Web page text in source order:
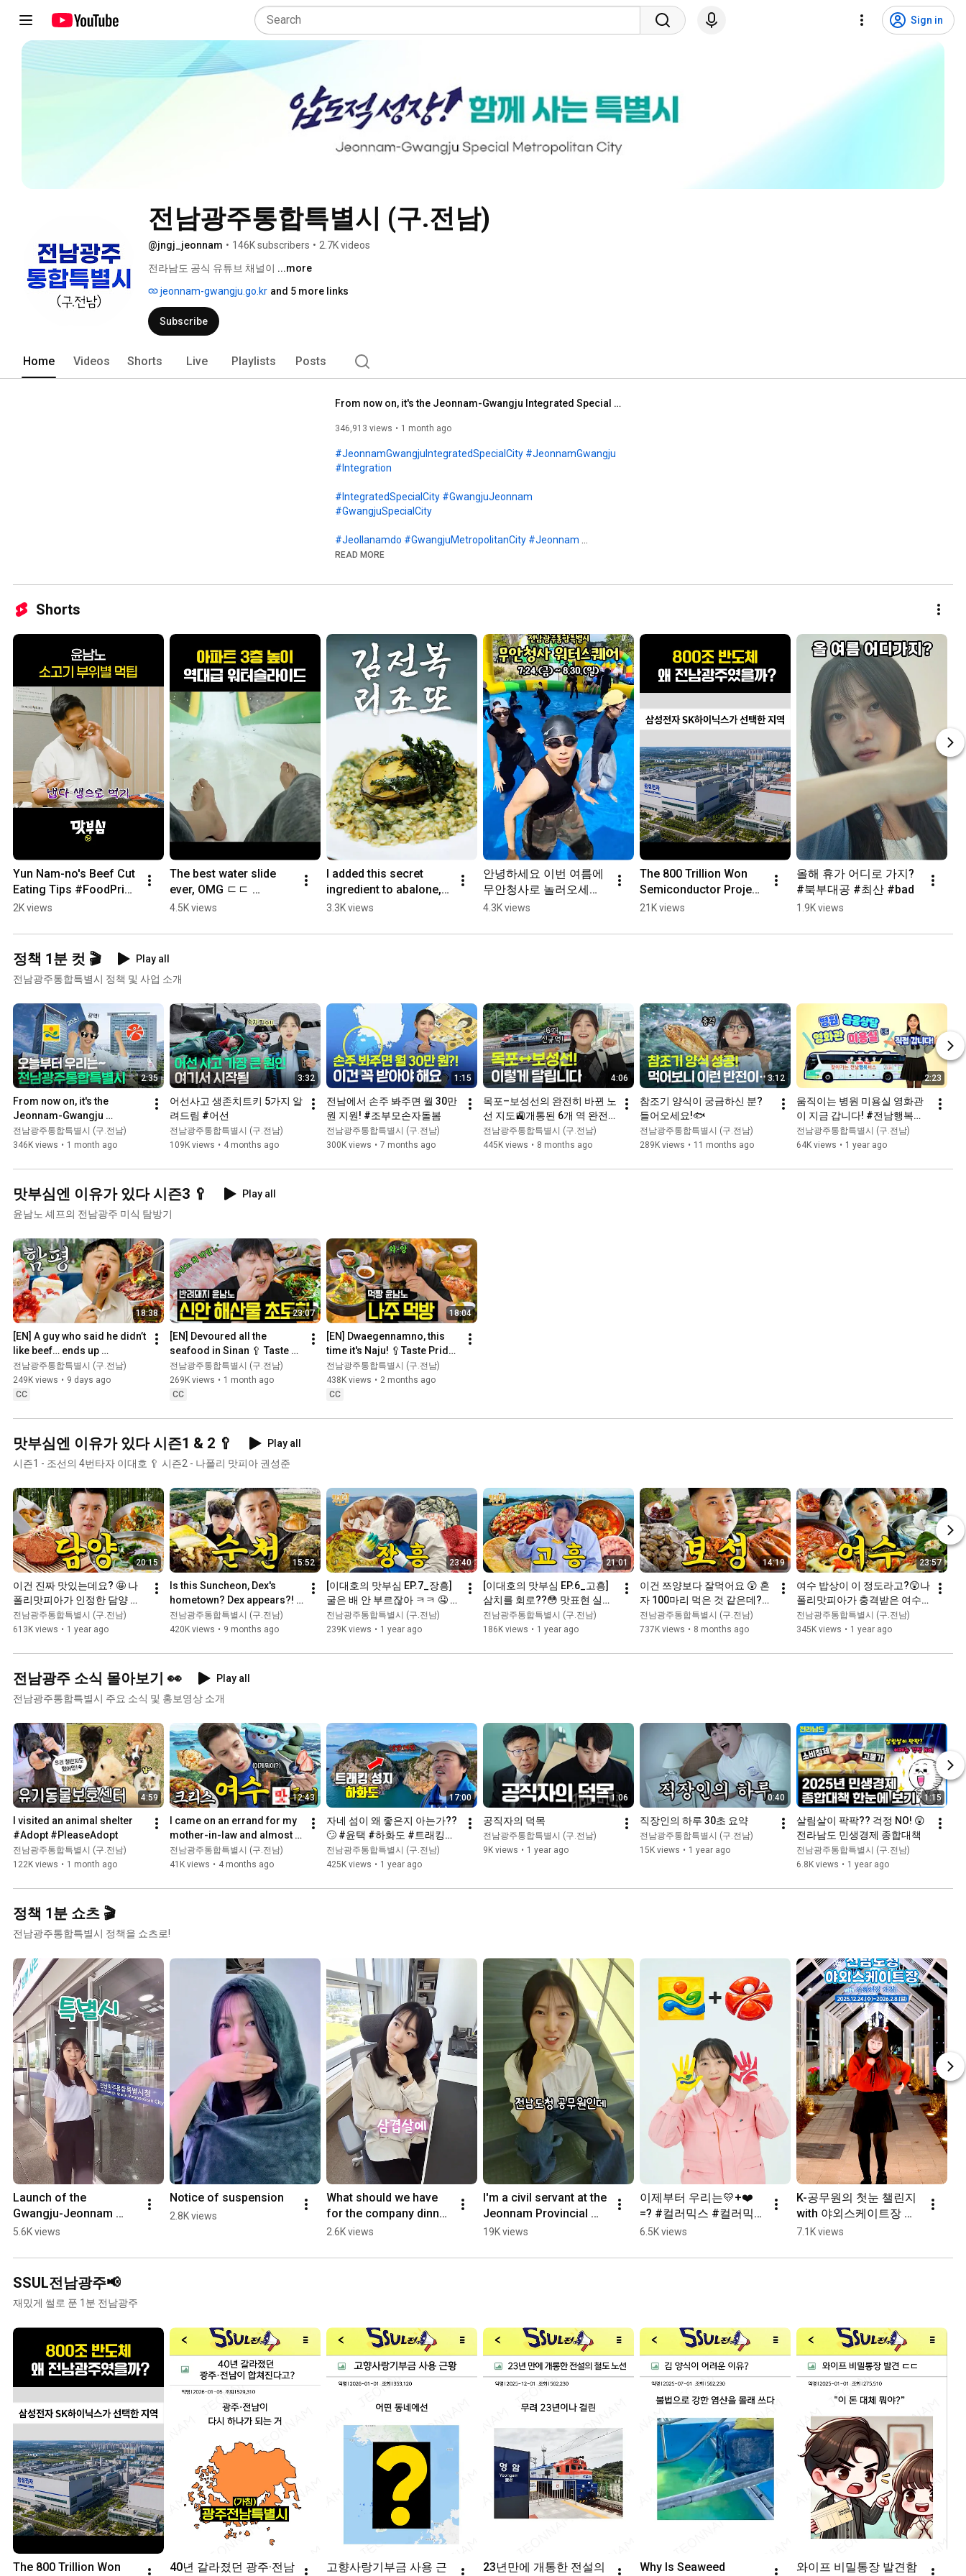
Sign in
전남광주통합특별시 (구.전남)
@jngj_jeonnam • 146K subscribers • 2.7K videos
전라남도 공식 유튜브 채널이 ...more
jeonnam-gwangju.go.kr and 5 more links
Subscribe
Home Videos Shorts Live Playlists Posts
From now on, it's the Jeonnam-Gwangju Integrated Special City #Jeollanamdo #GwangjuMetropolitanCi...
346,913 views 1 month ago
#JeonnamGwangjuIntegratedSpecialCity #JeonnamGwangju
#Integration
#IntegratedSpecialCity #GwangjuJeonnam
#GwangjuSpecialCity
#Jeollanamdo #GwangjuMetropolitanCity #Jeonnam
#Gwangju
#Semiconductor#AICenter
READ MORE
Shorts
Yun Nam-no's Beef Cut
Eating Tips #FoodPride
#Hanwoo
2K views
The best water slide
ever, OMG ㄷㄷ
#FreeWaterPark
4.5K views
I added this secret
ingredient to abalone,
and... it’s insane
#Risotto
3.3K views
안녕하세요 이번 여름에
무안청사로 놀러오세요
#괍 #Emetsound
4.3K views
The 800 Trillion Won
Semiconductor Project:
Why Gwangju?
#SKHynix
21K views
올해 휴가 어디로 가지?
#북부대공 #최산 #bad
1.9K views
정책 1분 컷 🎬
Play all
전남광주통합특별시 정책 및 사업 소개
2:35
From now on, it's the
Jeonnam-Gwangju
Integrated Special City
#Jeollanamdo
전남광주통합특별시 (구.전남)
346K views • 1 month ago
3:32
어선사고 생존치트키 5가지 알
려드림 #어선
전남광주통합특별시 (구.전남)
109K views • 4 months ago
1:15
전남에서 손주 봐주면 월 30만
원 지원! #조부모손자돌봄
전남광주통합특별시 (구.전남)
300K views • 7 months ago
4:06
목포–보성선의 완전히 바뀐 노
선 지도🚉개통된 6개 역 완전
정복!
전남광주통합특별시 (구.전남)
445K views • 8 months ago
3:12
참조기 양식이 궁금하신 분?
들어오세요!🐟
전남광주통합특별시 (구.전남)
289K views • 11 months ago
2:23
움직이는 병원 미용실 영화관
이 지금 갑니다! #전남행복버
스
전남광주통합특별시 (구.전남)
64K views • 1 year ago
맛부심엔 이유가 있다 시즌3 🥄
Play all
윤남노 셰프의 전남광주 미식 탐방기
18:38
[EN] A guy who said he didn’t
like beef… ends up
devouring Hampyeong
Korean beef. #YoonNamNo
전남광주통합특별시 (구.전남)
249K views • 9 days ago
CC
23:07
[EN] Devoured all the
seafood in Sinan 🥄 Taste
Pride Season 3 EP.02
#YoonNamno
전남광주통합특별시 (구.전남)
269K views • 1 month ago
CC
18:04
[EN] Dwaegennamno, this
time it's Naju! 🥄Taste Pride
Season 3 EP.01 #YunNamno
전남광주통합특별시 (구.전남)
438K views • 2 months ago
CC
맛부심엔 이유가 있다 시즌1 & 2 🥄
Play all
시즌1 - 조선의 4번타자 이대호 🥄 시즌2 - 나폴리 맛피아 권성준
20:15
이건 진짜 맛있는데요? 🤩 나
폴리맛피아가 인정한 담양
OOO 🥄 맛부심 시즌2 EP.02
전남광주통합특별시 (구.전남)
613K views • 1 year ago
15:52
Is this Suncheon, Dex's
hometown? Dex appears?!
🥄Taste of the Season 2
EP.06 #NapoliMatpia
전남광주통합특별시 (구.전남)
420K views • 9 months ago
23:40
[이대호의 맛부심 EP.7_장흥]
굴은 배 안 부르잖아 ㅋㅋ 🤤 #
굴구이 #한우삼합 #장흥맛집
전남광주통합특별시 (구.전남)
239K views • 1 year ago
21:01
[이대호의 맛부심 EP.6_고흥]
삼치를 회로??😳 맛표현 실패
함ㅋㅋㅋ  #삼치회 #장어탕 #
장어구이 #고흥맛집
전남광주통합특별시 (구.전남)
186K views • 1 year ago
14:19
이건 쯔양보다 잘먹어요 😲 혼
자 100마리 먹은 것 같은데??
🥄맛부심 시즌2 EP.07 #나폴
리맛피아 #보성
전남광주통합특별시 (구.전남)
737K views • 8 months ago
23:57
여수 밥상이 이 정도라고?😲나
폴리맛피아가 충격받은 여수
밥상 🥄 맛부심 시즌2 EP.01
전남광주통합특별시 (구.전남)
345K views • 1 year ago
전남광주 소식 몰아보기 👀
Play all
전남광주통합특별시 주요 소식 및 홍보영상 소개
4:59
I visited an animal shelter
#Adopt #PleaseAdopt
전남광주통합특별시 (구.전남)
122K views • 1 month ago
12:43
I came on an errand for my
mother-in-law and almost
ended up settling down in
Yeosu #ChrisJohnson...
전남광주통합특별시 (구.전남)
41K views • 4 months ago
17:00
자네 섬이 왜 좋은지 아는가??
🙄 #윤택 #하화도 #트래킹성
지 #여수여행 #자연인
전남광주통합특별시 (구.전남)
425K views • 1 year ago
1:06
공직자의 덕목
전남광주통합특별시 (구.전남)
9K views • 1 year ago
0:40
직장인의 하루 30초 요약
전남광주통합특별시 (구.전남)
15K views • 1 year ago
1:15
살림살이 팍팍?? 걱정 NO! 😲
전라남도 민생경제 종합대책
전남광주통합특별시 (구.전남)
6.8K views • 1 year ago
정책 1분 쇼츠 🎬
전남광주통합특별시 정책을 쇼츠로!
Launch of the
Gwangju-Jeonnam
Integrated Special City
5.6K views
Notice of suspension
2.8K views
What should we have
for the company dinner
today?
2.6K views
I'm a civil servant at the
Jeonnam Provincial
Office. #NoFlaws
#NoFlawsSong
19K views
이제부터 우리는💛+❤️
=? #컬러믹스 #컬러믹
스챌린지
6.5K views
K-공무원의 첫눈 챌린지
with 야외스케이트장 개
장 #전남도청 #눈썰매장
7.1K views
SSUL전남광주📢
재밌게 썰로 푼 1분 전남광주
The 800 Trillion Won 40년 갈라졌던 광주·전남 고향사랑기부금 사용 근 23년만에 개통한 전설의 Why Is Seaweed 와이프 비밀통장 발견함